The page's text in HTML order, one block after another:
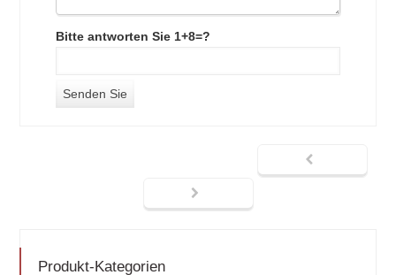
Bitte antworten Sie 1+8=?
Produkt-Kategorien